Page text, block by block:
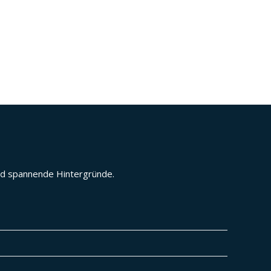
spannende Hintergründe.